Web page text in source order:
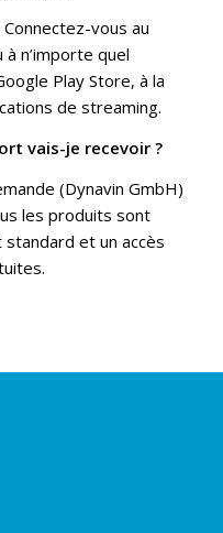
vous au
n’importe quel
Play Store, à la
de streaming.
vais-je recevoir ?
(Dynavin GmbH)
les produits sont
et un accès